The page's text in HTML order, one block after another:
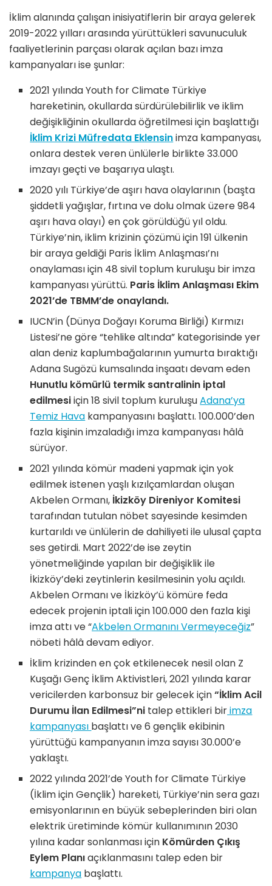
İklim alanında çalışan inisiyatiflerin bir araya gelerek
2019-2022 yılları arasında yürüttükleri savunuculuk
faaliyetlerinin parçası olarak açılan bazı imza
kampanyaları ise şunlar:
2021 yılında Youth for Climate Türkiye
hareketinin, okullarda sürdürülebilirlik ve iklim
değişikliğinin okullarda öğretilmesi için başlattığı
İklim Krizi Müfredata Eklensinimza kampanyası,
onlara destek veren ünlülerle birlikte 33.000
imzayı geçti ve başarıya ulaştı.
2020 yılı Türkiye’de aşırı hava olaylarının (başta
şiddetli yağışlar, fırtına ve dolu olmak üzere 984
aşırı hava olayı) en çok görüldüğü yıl oldu.
Türkiye’nin, iklim krizinin çözümü için 191 ülkenin
bir araya geldiği Paris İklim Anlaşması’nı
onaylaması için 48 sivil toplum kuruluşu bir imza
kampanyası yürüttü. Paris İklim Anlaşması Ekim
2021’de TBMM’de onaylandı.
IUCN’in (Dünya Doğayı Koruma Birliği) Kırmızı
Listesi’ne göre “tehlike altında” kategorisinde yer
alan deniz kaplumbağalarının yumurta bıraktığı
Adana Sugözü kumsalında inşaatı devam eden
Hunutlu kömürlü termik santralinin iptal
edilmesiiçin 18 sivil toplum kuruluşuAdana’ya
Temiz Hava kampanyasını başlattı. 100.000’den
fazla kişinin imzaladığı imza kampanyası hâlâ
sürüyor.
2021 yılında kömür madeni yapmak için yok
edilmek istenen yaşlı kızılçamlardan oluşan
Akbelen Ormanı, İkizköy Direniyor Komitesi
tarafından tutulan nöbet sayesinde kesimden
kurtarıldı ve ünlülerin de dahiliyeti ile ulusal çapta
ses getirdi. Mart 2022’de ise zeytin
yönetmeliğinde yapılan bir değişiklik ile
İkizköy’deki zeytinlerin kesilmesinin yolu açıldı.
Akbelen Ormanı ve İkizköy’ü kömüre feda
edecek projenin iptali için 100.000 den fazla kişi
imza attı ve “Akbelen Ormanını Vermeyeceğiz”
nöbeti hâlâ devam ediyor.
İklim krizinden en çok etkilenecek nesil olan Z
Kuşağı Genç İklim Aktivistleri, 2021 yılında karar
vericilerden karbonsuz bir gelecek için“İklim Acil
Durumu İlan Edilmesi”ni talep ettikleri birimza
kampanyası başlattı ve 6 gençlik ekibinin
yürüttüğü kampanyanın imza sayısı 30.000’e
yaklaştı.
2022 yılında 2021’de Youth for Climate Türkiye
(İklim için Gençlik) hareketi, Türkiye’nin sera gazı
emisyonlarının en büyük sebeplerinden biri olan
elektrik üretiminde kömür kullanımının 2030
yılına kadar sonlanması için Kömürden Çıkış
Eylem Planıaçıklanmasını talep eden bir
kampanya başlattı.